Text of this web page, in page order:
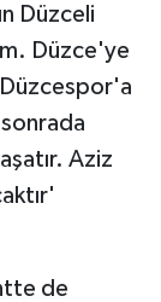
Düzceli
Düzce'ye
Düzcespor'a
sonrada
Aziz
de